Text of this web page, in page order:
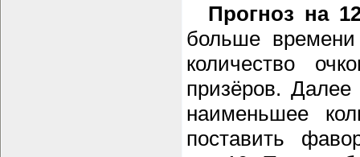
Прогноз на
больше времени
количество
призёров.
наименьшее
поставить